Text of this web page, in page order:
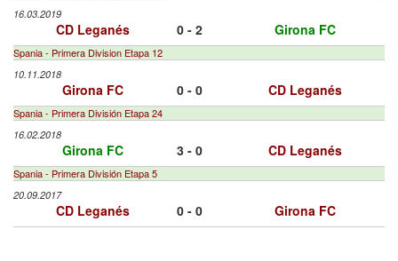
16.03.2019
CD Leganés 0 - 2 Girona FC
Spania - Primera Division Etapa 12
10.11.2018
Girona FC 0 - 0 CD Leganés
Spania - Primera División Etapa 24
16.02.2018
Girona FC 3 - 0 CD Leganés
Spania - Primera División Etapa 5
20.09.2017
CD Leganés 0 - 0 Girona FC